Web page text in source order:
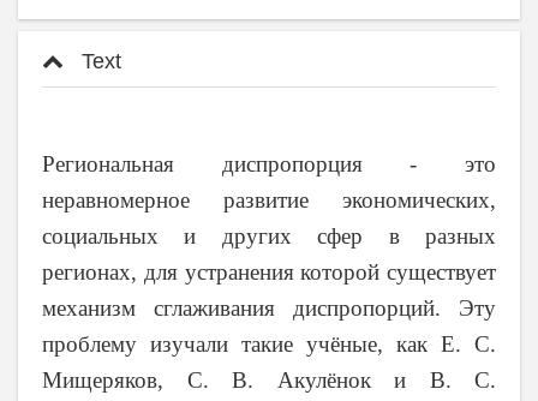
Text
Региональная диспропорция - это
неравномерное развитие экономических,
социальных и других сфер в разных
регионах, для устранения которой существует
механизм сглаживания диспропорций. Эту
проблему изучали такие учёные, как Е. С.
Мищеряков, С. В. Акулёнок и В. С.